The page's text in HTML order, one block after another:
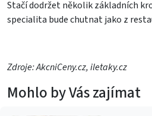
Stačí dodržet několik základních
specialita bude chutnat jako z
Zdroje: AkcniCeny.cz, iletaky.cz
Mohlo by Vás zajímat